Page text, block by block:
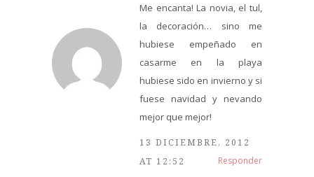
Me encanta! La novia, el tul,
la decoración… sino me
hubiese empeñado en
casarme en la playa
hubiese sido en invierno y si
fuese navidad y nevando
mejor que mejor!
13 DICIEMBRE, 2012
AT 12:52
Responder